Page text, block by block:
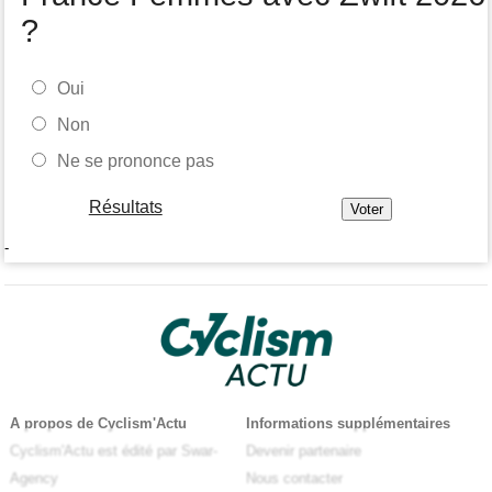
?
Oui
Non
Ne se prononce pas
Résultats
-
A propos de Cyclism'Actu
Cyclism'Actu est édité par Swar-
Agency
Informations supplémentaires
Devenir partenaire
Nous contacter